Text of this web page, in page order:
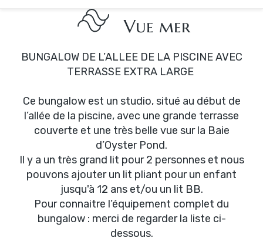
Vue mer
BUNGALOW DE L’ALLEE DE LA PISCINE AVEC
TERRASSE EXTRA LARGE
Ce bungalow est un studio, situé au début de
l’allée de la piscine, avec une grande terrasse
couverte et une très belle vue sur la Baie
d’Oyster Pond.
Il y a un très grand lit pour 2 personnes et nous
pouvons ajouter un lit pliant pour un enfant
jusqu'à 12 ans et/ou un lit BB.
Pour connaitre l’équipement complet du
bungalow : merci de regarder la liste ci-
dessous.